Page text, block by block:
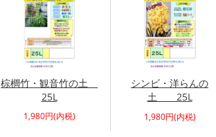
棕櫚竹・観音竹の土
25L
1,980円(内税)
シンビ・洋らんの
土 25L
1,980円(内税)